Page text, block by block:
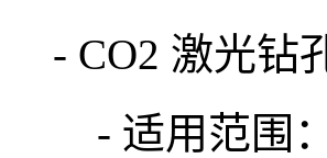
- CO2 激光钻
- 适用范围：